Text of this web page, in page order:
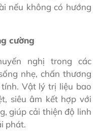
nếu không có hướng
cường
nghị trong các
nhẹ, chấn thương
Vật lý trị liệu bao
siêu âm kết hợp với
giúp cải thiện độ linh
phát.